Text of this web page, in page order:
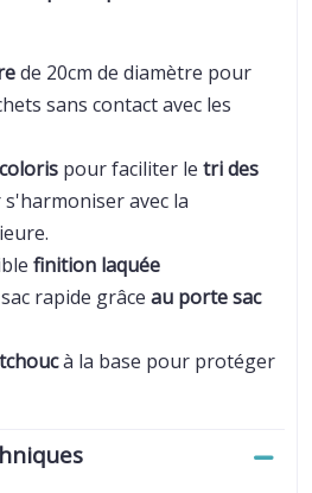
de 20cm de diamètre pour
sans contact avec les
pour faciliter le tri des
avec la
finition laquée
rapide grâce au porte sac
à la base pour protéger